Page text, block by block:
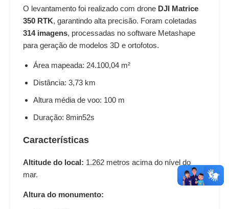
O levantamento foi realizado com drone DJI Matrice
350 RTK, garantindo alta precisão. Foram coletadas
314 imagens, processadas no software Metashape
para geração de modelos 3D e ortofotos.
Área mapeada: 24.100,04 m²
Distância: 3,73 km
Altura média de voo: 100 m
Duração: 8min52s
Características
Altitude do local: 1.262 metros acima do nível do
mar.
Altura do monumento: